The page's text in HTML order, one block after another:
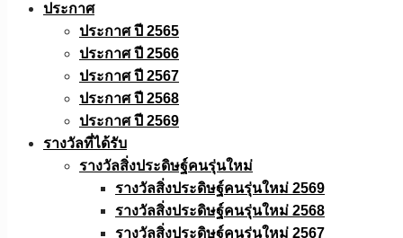
ประกาศ
ประกาศ ปี 2565
ประกาศ ปี 2566
ประกาศ ปี 2567
ประกาศ ปี 2568
ประกาศ ปี 2569
รางวัลที่ได้รับ
รางวัลสิ่งประดิษฐ์คนรุ่นใหม่
รางวัลสิ่งประดิษฐ์คนรุ่นใหม่ 2569
รางวัลสิ่งประดิษฐ์คนรุ่นใหม่ 2568
รางวัลสิ่งประดิษฐ์คนรุ่นใหม่ 2567